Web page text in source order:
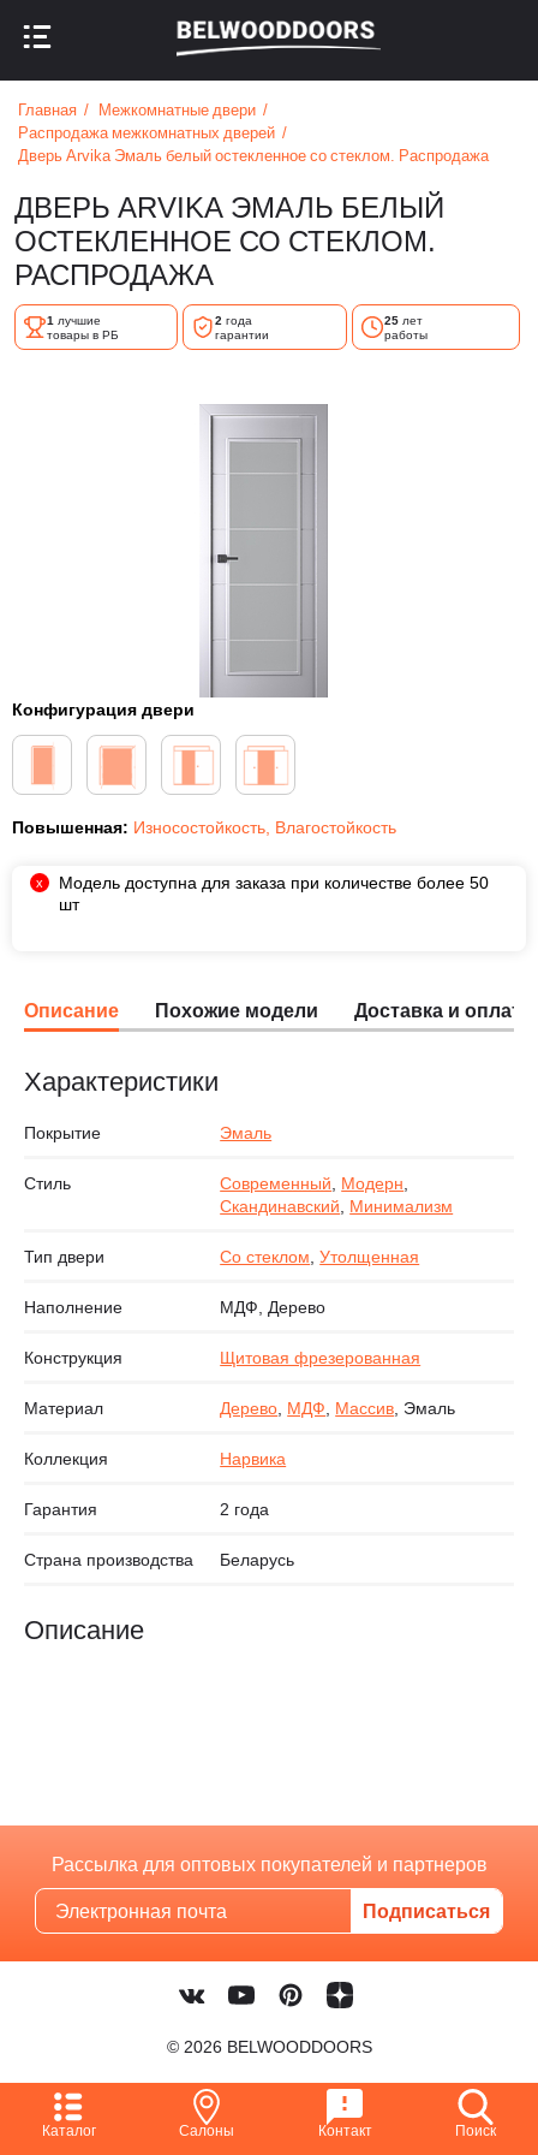
НАЗАД В МЕНЮ
НАЗАД В МЕНЮ
Каталог Салоны Контакт Поиск
Главная
Межкомнатные двери
Распродажа межкомнатных дверей
Дверь Arvika Эмаль белый остекленное со стеклом. Распродажа
ДВЕРЬ ARVIKA ЭМАЛЬ БЕЛЫЙ
ОСТЕКЛЕННОЕ СО СТЕКЛОМ.
РАСПРОДАЖА
1 лучшие
товары в РБ
2 года
гарантии
25лет
работы
Конфигурация двери
Повышенная: Износостойкость, Влагостойкость
Модель доступна для заказа при количестве более 50
шт
Описание Похожие модели Доставка и оплата
Характеристики
Покрытие Эмаль
Стиль Современный, Модерн,
Скандинавский, Минимализм
Тип двери Со стеклом,Утолщенная
Наполнение МДФ, Дерево
Конструкция Щитовая фрезерованная
Материал Дерево, МДФ, Массив, Эмаль
Коллекция Нарвика
Гарантия 2 года
Страна производства Беларусь
Описание
Рассылка для оптовых покупателей и партнеров
© 2026 BELWOODDOORS